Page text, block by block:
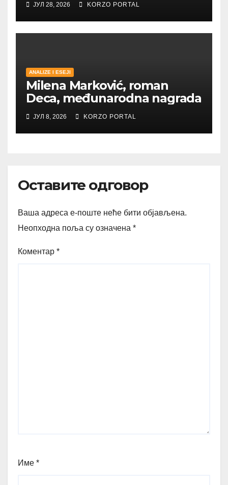
ЈУЛ 28, 2026 KORZO PORTAL
ANALIZE I ESEJI
Milena Marković, roman
Deca, međunarodna nagrada
ЈУЛ 8, 2026 KORZO PORTAL
Оставите одговор
Ваша адреса е-поште неће бити објављена.
Неопходна поља су означена *
Коментар *
Име *